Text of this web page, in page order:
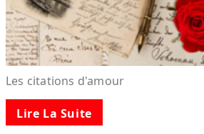
Les citations d'amour
Lire La Suite